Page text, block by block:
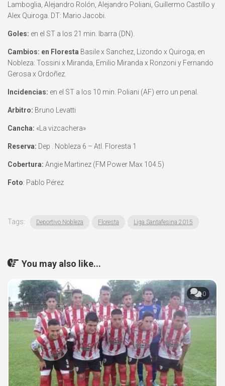
Lamboglia, Alejandro Rolón, Alejandro Poliani, Guillermo Castillo y
Alex Quiroga. DT: Mario Jacobi.
Goles: en el ST a los 21 min. Ibarra (DN).
Cambios: en Floresta Basile x Sanchez, Lizondo x Quiroga; en
Nobleza: Tossini x Miranda, Emilio Miranda x Ronzoni y Fernando
Gerosa x Ordoñez.
Incidencias: en el ST a los 10 min. Poliani (AF) erro un penal.
Arbitro: Bruno Levatti
Cancha: «La vizcachera»
Reserva: Dep . Nobleza 6 – Atl. Floresta 1
Cobertura: Angie Martinez (FM Power Max 104.5)
Foto: Pablo Pérez
Tags: Deportivo Nobleza Floresta Liga Santafesina 2015
You may also like...
0